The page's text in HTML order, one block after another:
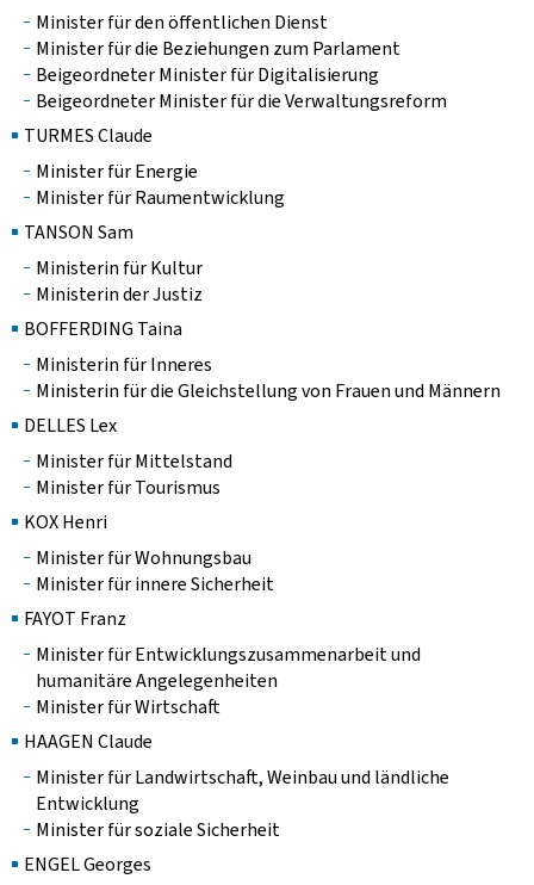
Minister für den öffentlichen Dienst
Minister für die Beziehungen zum Parlament
Beigeordneter Minister für Digitalisierung
Beigeordneter Minister für die Verwaltungsreform
TURMES Claude
Minister für Energie
Minister für Raumentwicklung
TANSON Sam
Ministerin für Kultur
Ministerin der Justiz
BOFFERDING Taina
Ministerin für Inneres
Ministerin für die Gleichstellung von Frauen und Männern
DELLES Lex
Minister für Mittelstand
Minister für Tourismus
KOX Henri
Minister für Wohnungsbau
Minister für innere Sicherheit
FAYOT Franz
Minister für Entwicklungszusammenarbeit und
humanitäre Angelegenheiten
Minister für Wirtschaft
HAAGEN Claude
Minister für Landwirtschaft, Weinbau und ländliche
Entwicklung
Minister für soziale Sicherheit
ENGEL Georges